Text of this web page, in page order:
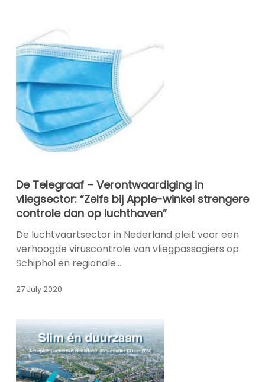
Telegraaf
–
Verontwaardiging
in
vliegsector:
“Zelfs
Apple-
strengere
controle
dan
op
luchthaven”
De Telegraaf – Verontwaardiging in
vliegsector: “Zelfs bij Apple-winkel strengere
controle dan op luchthaven”
De luchtvaartsector in Nederland pleit voor een
verhoogde viruscontrole van vliegpassagiers op
Schiphol en regionale…
27 July 2020